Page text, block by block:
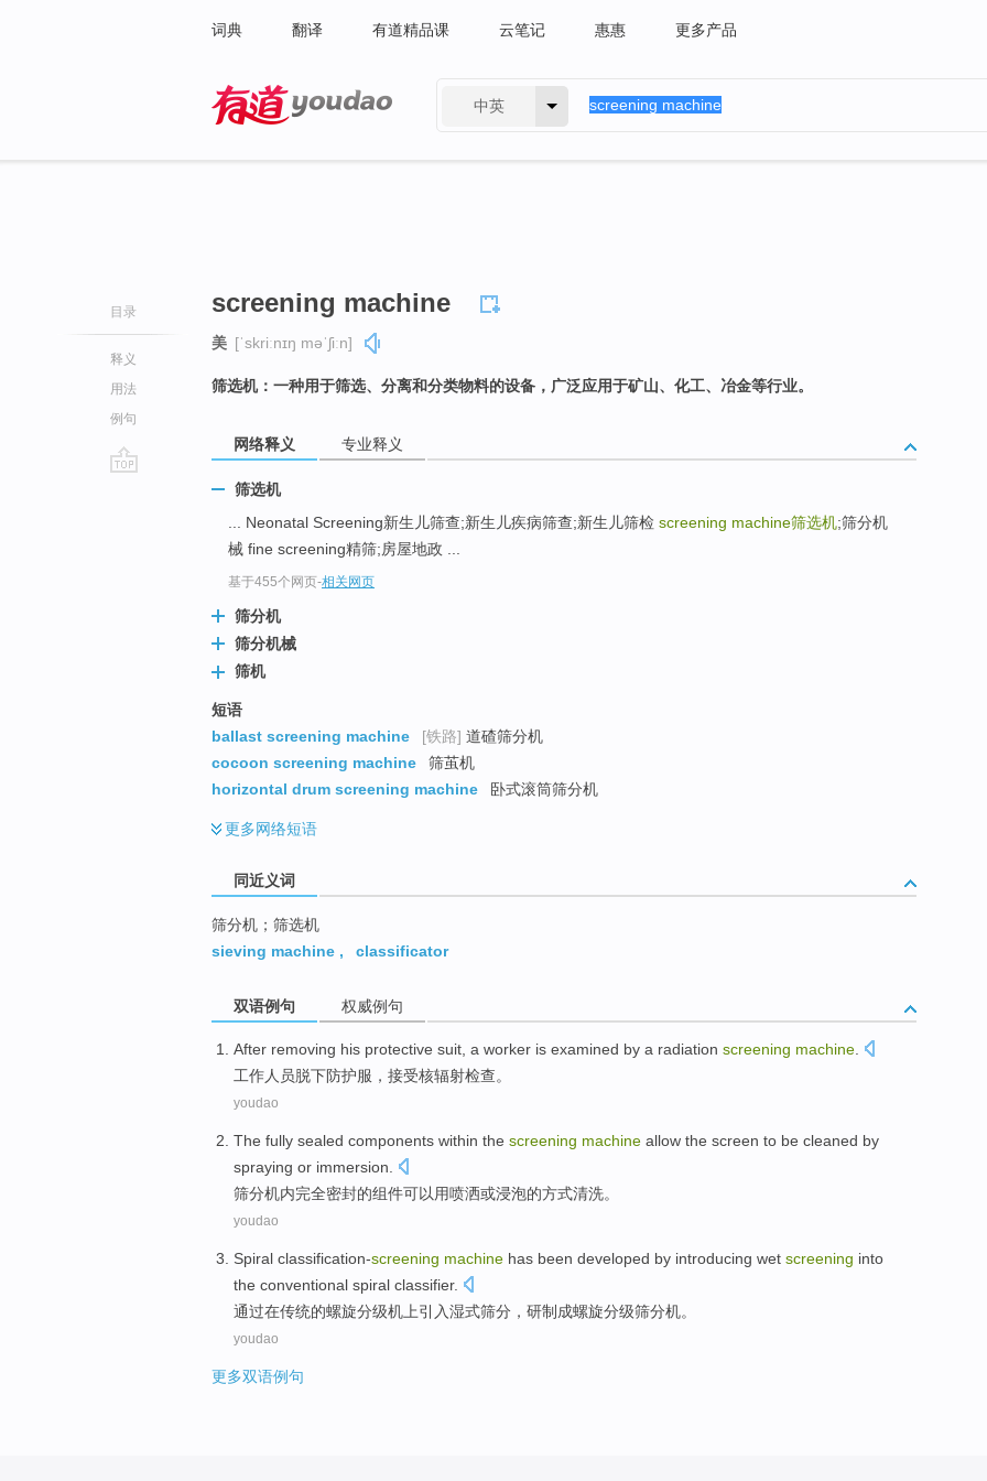
词典 翻译 有道精品课 云笔记 惠惠 更多产品
中英
目录
释义
用法
例句
screening machine
美 [ˈskriːnɪŋ məˈʃiːn]
筛选机：一种用于筛选、分离和分类物料的设备，广泛应用于矿山、化工、冶金等行业。
网络释义 专业释义
筛选机
... Neonatal Screening新生儿筛查;新生儿疾病筛查;新生儿筛检 screening machine筛选机;筛分机
械 fine screening精筛;房屋地政 ...
基于455个网页-相关网页
筛分机
筛分机械
筛机
短语
ballast screening machine
[铁路] 道碴筛分机
cocoon screening machine
筛茧机
horizontal drum screening machine
卧式滚筒筛分机
更多网络短语
同近义词
筛分机；筛选机
sieving machine , classificator
双语例句 权威例句
After removing his protective suit, a worker is examined by a radiation screening machine.
工作人员脱下防护服 ，接受核辐射检查。
youdao
The fully sealed components within the screening machine allow the screen to be cleaned by
spraying or immersion
筛分机内完全密封的组件可以 用喷洒或浸泡的方式清洗。
youdao
Spiral classification-screening machine has been developed by introducing wet screening into
the conventional spiral classifier.
通过在传统的螺旋分级机上引入湿式筛分， 研制 成螺旋分级筛分机。
youdao
更多双语例句